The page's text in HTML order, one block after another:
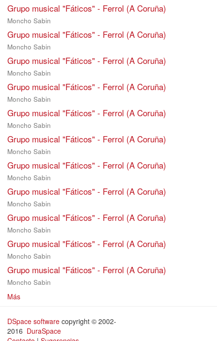
Grupo musical "Fáticos" - Ferrol (A Coruña)
Moncho Sabin
Grupo musical "Fáticos" - Ferrol (A Coruña)
Moncho Sabin
Grupo musical "Fáticos" - Ferrol (A Coruña)
Moncho Sabin
Grupo musical "Fáticos" - Ferrol (A Coruña)
Moncho Sabin
Grupo musical "Fáticos" - Ferrol (A Coruña)
Moncho Sabin
Grupo musical "Fáticos" - Ferrol (A Coruña)
Moncho Sabin
Grupo musical "Fáticos" - Ferrol (A Coruña)
Moncho Sabin
Grupo musical "Fáticos" - Ferrol (A Coruña)
Moncho Sabin
Grupo musical "Fáticos" - Ferrol (A Coruña)
Moncho Sabin
Grupo musical "Fáticos" - Ferrol (A Coruña)
Moncho Sabin
Grupo musical "Fáticos" - Ferrol (A Coruña)
Moncho Sabin
Más
DSpace software copyright © 2002-
2016 DuraSpace